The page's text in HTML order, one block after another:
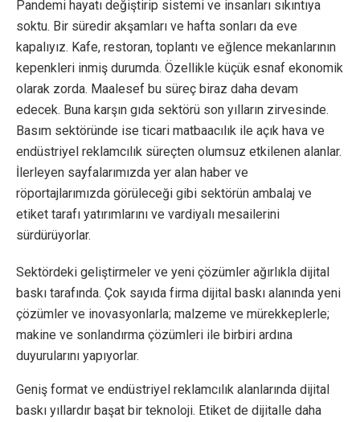
Pandemi hayatı değiştirip sistemi ve insanları sıkıntıya
soktu. Bir süredir akşamları ve hafta sonları da eve
kapalıyız. Kafe, restoran, toplantı ve eğlence mekanlarının
kepenkleri inmiş durumda. Özellikle küçük esnaf ekonomik
olarak zorda. Maalesef bu süreç biraz daha devam
edecek. Buna karşın gıda sektörü son yılların zirvesinde.
Basım sektöründe ise ticari matbaacılık ile açık hava ve
endüstriyel reklamcılık süreçten olumsuz etkilenen alanlar.
İlerleyen sayfalarımızda yer alan haber ve
röportajlarımızda görüleceği gibi sektörün ambalaj ve
etiket tarafı yatırımlarını ve vardiyalı mesailerini
sürdürüyorlar.
Sektördeki geliştirmeler ve yeni çözümler ağırlıkla dijital
baskı tarafında. Çok sayıda firma dijital baskı alanında yeni
çözümler ve inovasyonlarla; malzeme ve mürekkeplerle;
makine ve sonlandırma çözümleri ile birbiri ardına
duyurularını yapıyorlar.
Geniş format ve endüstriyel reklamcılık alanlarında dijital
baskı yıllardır başat bir teknoloji. Etiket de dijitalle daha